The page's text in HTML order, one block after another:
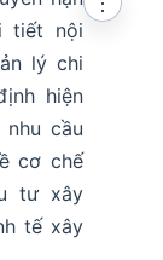
tiết nội
lý chi
hiện
cầu
cơ chế
tư xây
tế xây